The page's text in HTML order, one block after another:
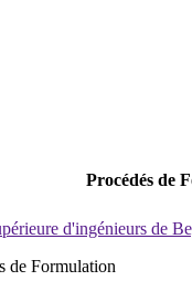
Procédés de
d'ingénieurs de
de Formulation